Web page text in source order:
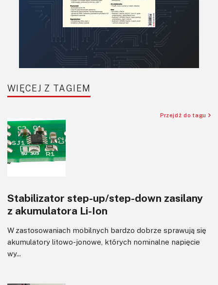
Projektowanie
Sensory
Software
Sterowanie
Transformatory
Wzmacniacze
Zasilanie
WIĘCEJ Z TAGIEM
Przejdź do tagu
Stabilizator step-up/step-down zasilany
z akumulatora Li-Ion
W zastosowaniach mobilnych bardzo dobrze sprawują się
akumulatory litowo-jonowe, których nominalne napięcie
wy...